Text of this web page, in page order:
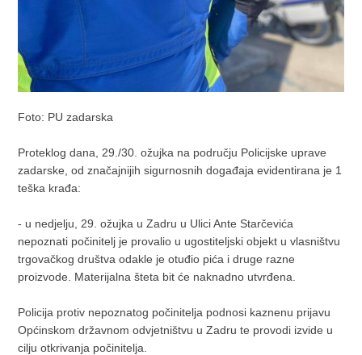
Foto: PU zadarska
Proteklog dana, 29./30. ožujka na području Policijske uprave
zadarske, od značajnijih sigurnosnih događaja evidentirana je 1
teška krađa:
- u nedjelju, 29. ožujka u Zadru u Ulici Ante Starčevića
nepoznati počinitelj je provalio u ugostiteljski objekt u vlasništvu
trgovačkog društva odakle je otuđio pića i druge razne
proizvode. Materijalna šteta bit će naknadno utvrđena.
Policija protiv nepoznatog počinitelja podnosi kaznenu prijavu
Općinskom državnom odvjetništvu u Zadru te provodi izvide u
cilju otkrivanja počinitelja.